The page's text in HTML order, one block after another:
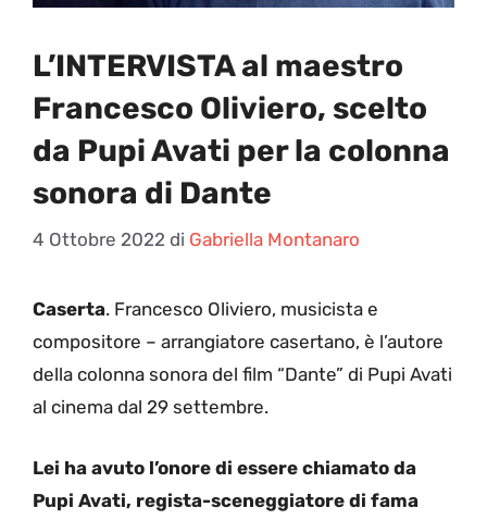
L’INTERVISTA al maestro
Francesco Oliviero, scelto
da Pupi Avati per la colonna
sonora di Dante
4 Ottobre 2022 di Gabriella Montanaro
Caserta. Francesco Oliviero, musicista e
compositore – arrangiatore casertano, è l’autore
della colonna sonora del film “Dante” di Pupi Avati
al cinema dal 29 settembre.
Lei ha avuto l’onore di essere chiamato da
Pupi Avati, regista-sceneggiatore di fama